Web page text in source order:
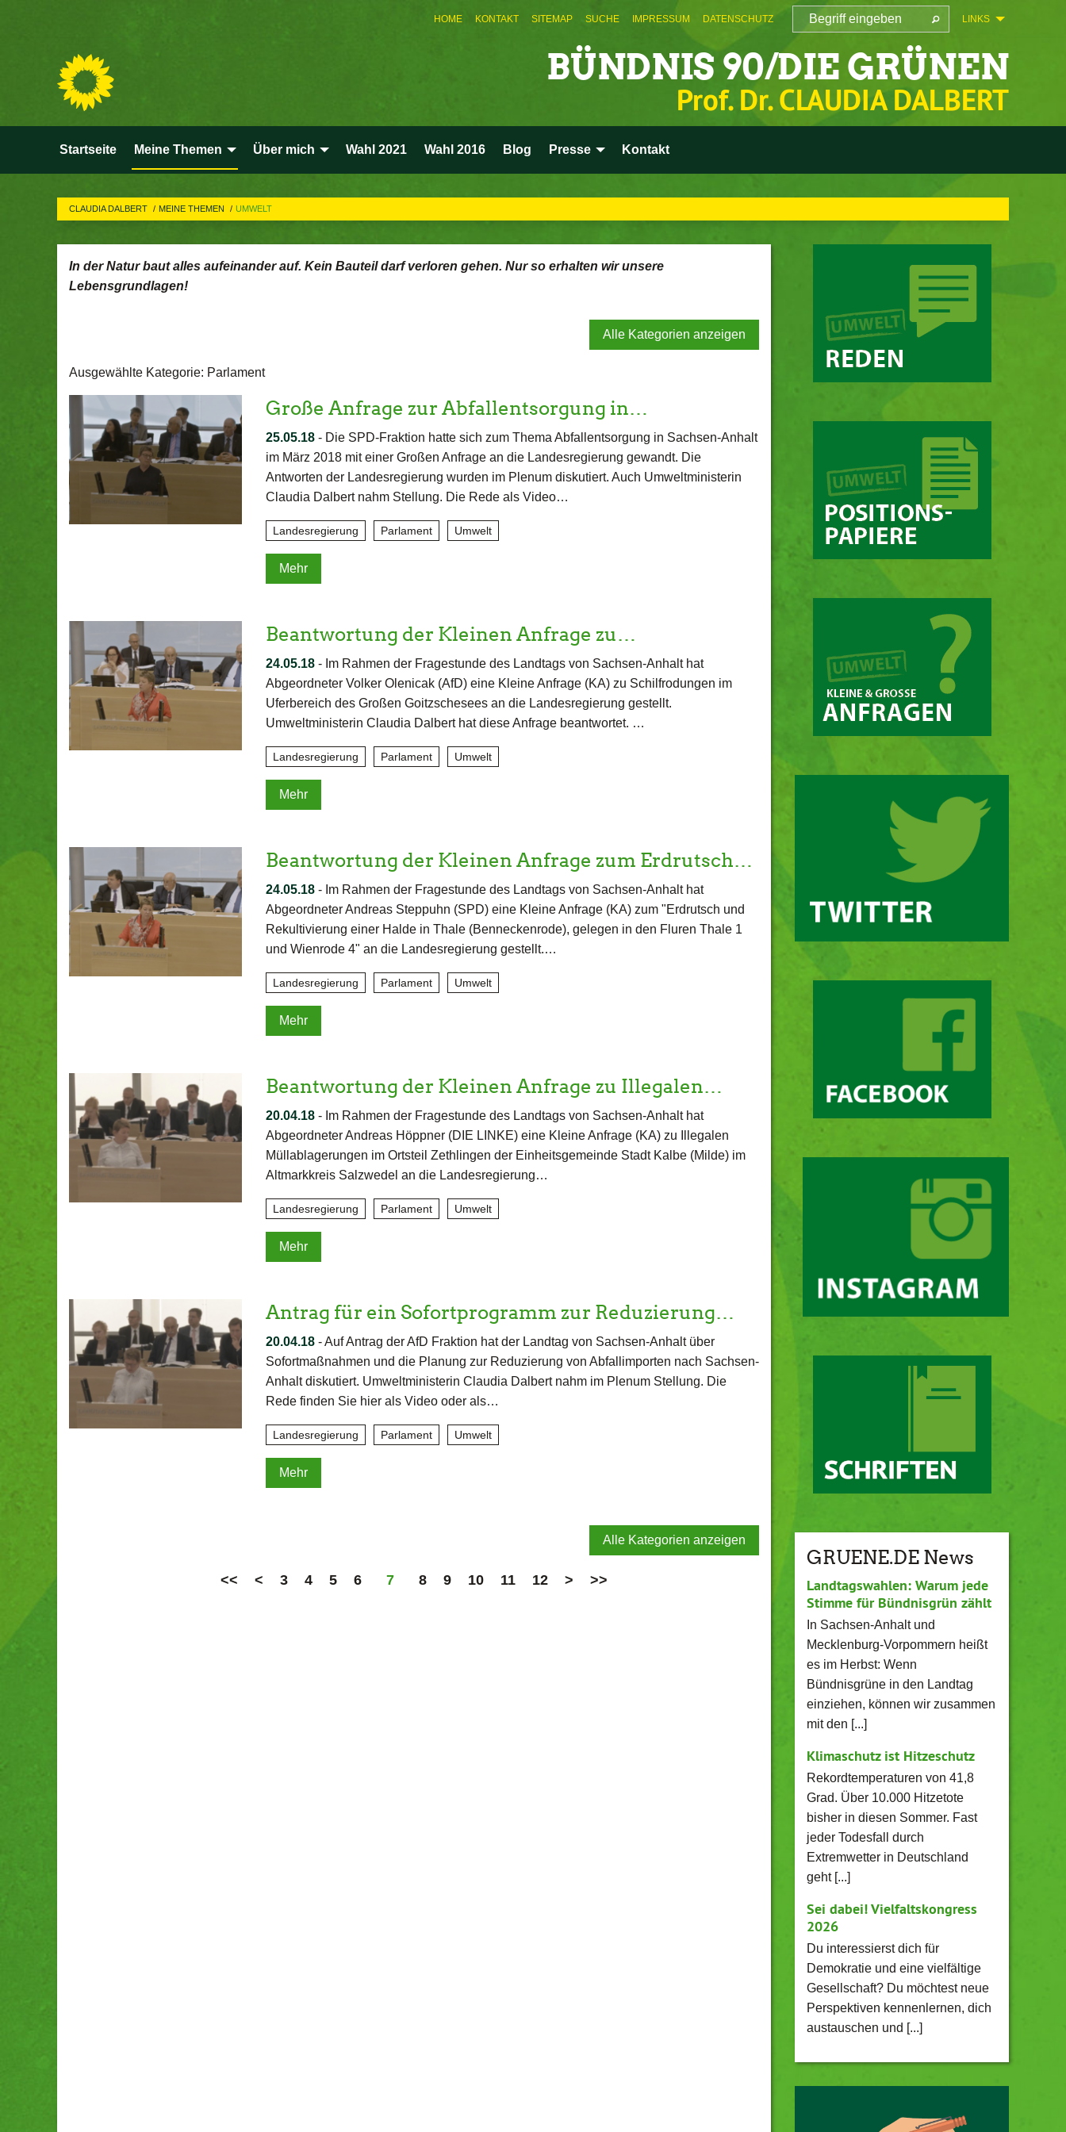
LINKS
HOME KONTAKT SITEMAP SUCHE IMPRESSUM DATENSCHUTZ
BÜNDNIS 90/DIE GRÜNEN
Prof. Dr. CLAUDIA DALBERT
Startseite Meine Themen Über mich Wahl 2021 Wahl 2016 Blog Presse Kontakt
CLAUDIA DALBERT MEINE THEMEN UMWELT
In der Natur baut alles aufeinander auf. Kein Bauteil darf verloren gehen. Nur so erhalten wir unsere
Lebensgrundlagen!
Alle Kategorien anzeigen
Ausgewählte Kategorie: Parlament
Große Anfrage zur Abfallentsorgung in…
25.05.18- Die SPD-Fraktion hatte sich zum Thema Abfallentsorgung in Sachsen-Anhalt
im März 2018 mit einer Großen Anfrage an die Landesregierung gewandt. Die
Antworten der Landesregierung wurden im Plenum diskutiert. Auch Umweltministerin
Claudia Dalbert nahm Stellung. Die Rede als Video…
Landesregierung Parlament Umwelt
Mehr
Beantwortung der Kleinen Anfrage zu…
24.05.18- Im Rahmen der Fragestunde des Landtags von Sachsen-Anhalt hat
Abgeordneter Volker Olenicak (AfD) eine Kleine Anfrage (KA) zu Schilfrodungen im
Uferbereich des Großen Goitzschesees an die Landesregierung gestellt.
Umweltministerin Claudia Dalbert hat diese Anfrage beantwortet. …
Landesregierung Parlament Umwelt
Mehr
Beantwortung der Kleinen Anfrage zum Erdrutsch…
24.05.18- Im Rahmen der Fragestunde des Landtags von Sachsen-Anhalt hat
Abgeordneter Andreas Steppuhn (SPD) eine Kleine Anfrage (KA) zum "Erdrutsch und
Rekultivierung einer Halde in Thale (Benneckenrode), gelegen in den Fluren Thale 1
und Wienrode 4" an die Landesregierung gestellt.…
Landesregierung Parlament Umwelt
Mehr
Beantwortung der Kleinen Anfrage zu Illegalen…
20.04.18- Im Rahmen der Fragestunde des Landtags von Sachsen-Anhalt hat
Abgeordneter Andreas Höppner (DIE LINKE) eine Kleine Anfrage (KA) zu Illegalen
Müllablagerungen im Ortsteil Zethlingen der Einheitsgemeinde Stadt Kalbe (Milde) im
Altmarkkreis Salzwedel an die Landesregierung…
Landesregierung Parlament Umwelt
Mehr
Antrag für ein Sofortprogramm zur Reduzierung…
20.04.18-Auf Antrag der AfD Fraktion hat der Landtag von Sachsen-Anhalt über
Sofortmaßnahmen und die Planung zur Reduzierung von Abfallimporten nach Sachsen-
Anhalt diskutiert. Umweltministerin Claudia Dalbert nahm im Plenum Stellung. Die
Rede finden Sie hier als Video oder als…
Landesregierung Parlament Umwelt
Mehr
Alle Kategorien anzeigen
<< < 3 4 5 6 7 8 9 10 11 12 > >>
GRUENE.DE News
Landtagswahlen: Warum jede
Stimme für Bündnisgrün zählt
In Sachsen-Anhalt und
Mecklenburg-Vorpommern heißt
es im Herbst: Wenn
Bündnisgrüne in den Landtag
einziehen, können wir zusammen
mit den [...]
Klimaschutz ist Hitzeschutz
Rekordtemperaturen von 41,8
Grad. Über 10.000 Hitzetote
bisher in diesen Sommer. Fast
jeder Todesfall durch
Extremwetter in Deutschland
geht [...]
Sei dabei! Vielfaltskongress
2026
Du interessierst dich für
Demokratie und eine vielfältige
Gesellschaft? Du möchtest neue
Perspektiven kennenlernen, dich
austauschen und [...]